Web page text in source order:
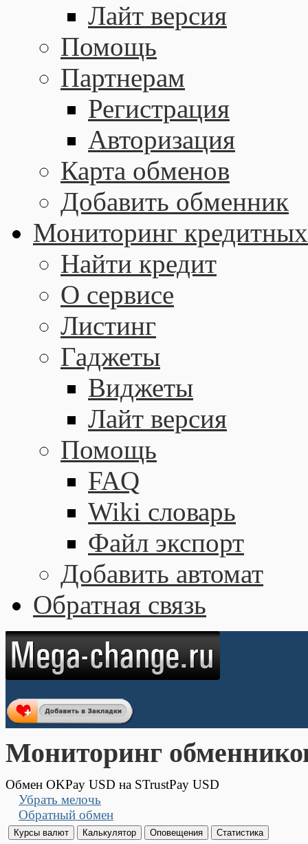
Лайт версия
Помощь
Партнерам
Регистрация
Авторизация
Карта обменов
Добавить обменник
Мониторинг кредитных
Найти кредит
О сервисе
Листинг
Гаджеты
Виджеты
Лайт версия
Помощь
FAQ
Wiki словарь
Файл экспорт
Добавить автомат
Обратная связь
Мониторинг
Обмен OKPay USD на STrustPay USD
Убрать мелочь
Обратный обмен